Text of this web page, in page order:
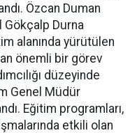
Özcan Duman
Gökçalp Durna
alanında yürütülen
önemli bir görev
düzeyinde
Genel Müdür
Eğitim programları,
etkili olan